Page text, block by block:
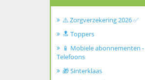
⚠️ Zorgverzekering 2026 ✅
🔝 Toppers
📱 Mobiele abonnementen -
Telefoons
🎁 Sinterklaas